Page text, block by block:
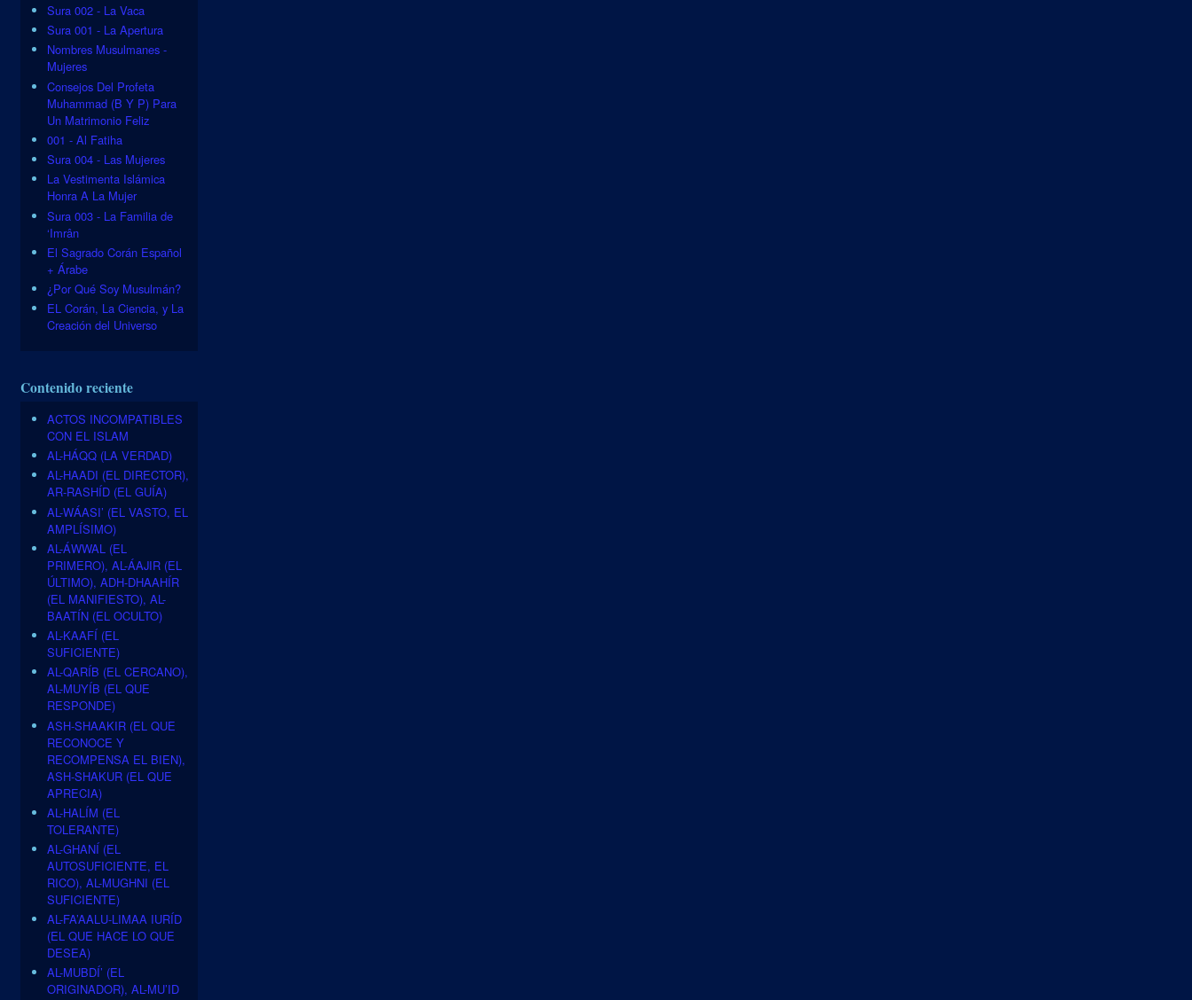
Sura 002 - La Vaca
Sura 001 - La Apertura
Nombres Musulmanes -
Mujeres
Consejos Del Profeta
Muhammad (B Y P) Para
Un Matrimonio Feliz
001 - Al Fatiha
Sura 004 - Las Mujeres
La Vestimenta Islámica
Honra A La Mujer
Sura 003 - La Familia de
‘Imrân
El Sagrado Corán Español
+ Árabe
¿Por Qué Soy Musulmán?
EL Corán, La Ciencia, y La
Creación del Universo
Contenido reciente
ACTOS INCOMPATIBLES
CON EL ISLAM
AL-HÁQQ (LA VERDAD)
AL-HAADI (EL DIRECTOR),
AR-RASHÍD (EL GUÍA)
AL-WÁASI’ (EL VASTO, EL
AMPLÍSIMO)
AL-ÁWWAL (EL
PRIMERO), AL-ÁAJIR (EL
ÚLTIMO), ADH-DHAAHÍR
(EL MANIFIESTO), AL-
BAATÍN (EL OCULTO)
AL-KAAFÍ (EL
SUFICIENTE)
AL-QARÍB (EL CERCANO),
AL-MUYÍB (EL QUE
RESPONDE)
ASH-SHAAKIR (EL QUE
RECONOCE Y
RECOMPENSA EL BIEN),
ASH-SHAKUR (EL QUE
APRECIA)
AL-HALÍM (EL
TOLERANTE)
AL-GHANÍ (EL
AUTOSUFICIENTE, EL
RICO), AL-MUGHNI (EL
SUFICIENTE)
AL-FA’AALU-LIMAA IURÍD
(EL QUE HACE LO QUE
DESEA)
AL-MUBDÍ’ (EL
ORIGINADOR), AL-MU’ID